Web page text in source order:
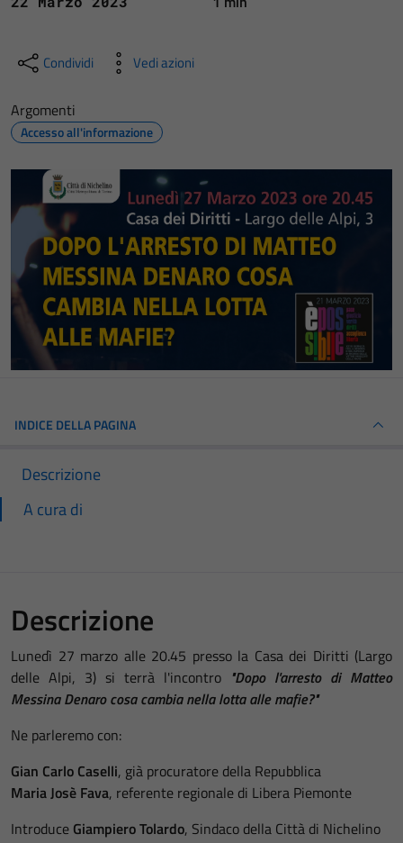
Condividi Vedi azioni
Argomenti
Accesso all'informazione
INDICE DELLA PAGINA
Descrizione
A cura di
Descrizione
Lunedì 27 marzo alle 20.45 presso la Casa dei Diritti (Largo
delle Alpi, 3) si terrà l'incontro "Dopo l'arresto di Matteo
Messina Denaro cosa cambia nella lotta alle mafie?"
Ne parleremo con:
Gian Carlo Caselli, già procuratore della Repubblica
Maria Josè Fava, referente regionale di Libera Piemonte
Introduce Giampiero Tolardo, Sindaco della Città di Nichelino